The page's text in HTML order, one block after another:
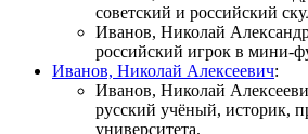
советский и российский
Иванов, Николай
российский игрок в мини-
Иванов, Николай Алексеевич:
Иванов, Николай
русский учёный, историк,
университета.